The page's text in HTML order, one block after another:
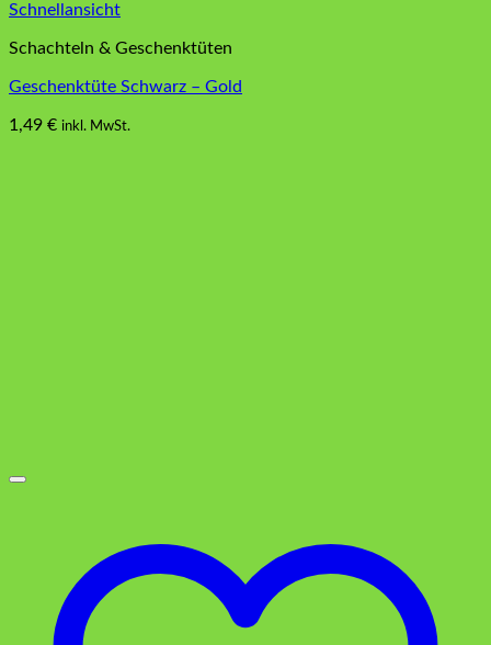
Schnellansicht
Schachteln & Geschenktüten
Geschenktüte Schwarz – Gold
1,49 € inkl. MwSt.